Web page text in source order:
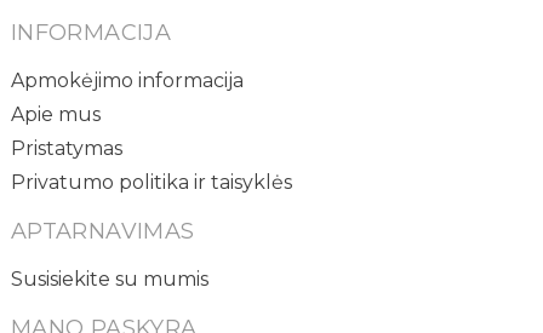
INFORMACIJA
Apmokėjimo informacija
Apie mus
Pristatymas
Privatumo politika ir taisyklės
APTARNAVIMAS
Susisiekite su mumis